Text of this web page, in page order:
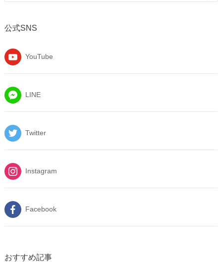
公式SNS
YouTube
LINE
Twitter
Instagram
Facebook
おすすめ記事